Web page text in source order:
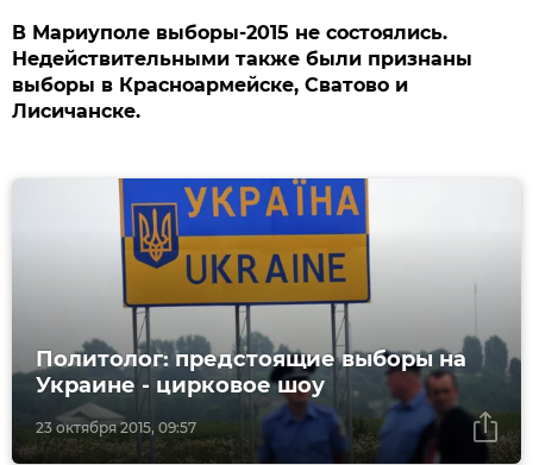
В Мариуполе выборы-2015 не состоялись.
Недействительными также были признаны
выборы в Красноармейске, Сватово и
Лисичанске.
23 октября 2015, 09:57
Политолог: предстоящие выборы на
Украине - цирковое шоу